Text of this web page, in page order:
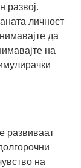
развој.
личност
да
на
развиваат
на